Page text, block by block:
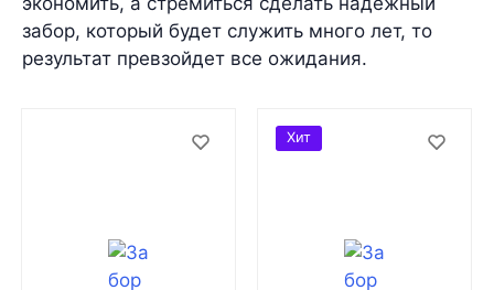
забор, который будет служить много лет, то
результат превзойдет все ожидания.
Хит